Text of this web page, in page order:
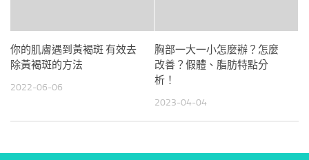
你的肌膚遇到黃褐斑 有效去
除黃褐斑的方法
2022-06-06
胸部一大一小怎麼辦？怎麼
改善？假體、脂肪特點分
析！
2023-04-04